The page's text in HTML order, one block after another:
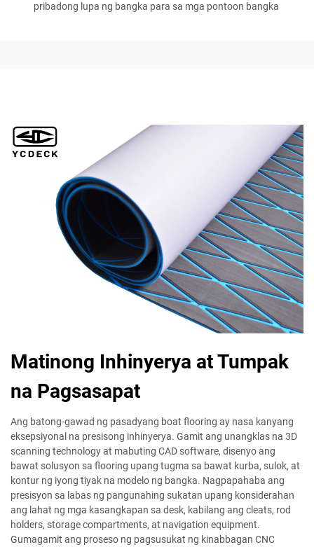
pribadong lupa ng bangka para sa mga pontoon bangka
Matinong Inhinyerya at Tumpak
na Pagsasapat
Ang batong-gawad ng pasadyang boat flooring ay nasa kanyang
eksepsiyonal na presisong inhinyerya. Gamit ang unangklas na 3D
scanning technology at mabuting CAD software, disenyo ang
bawat solusyon sa flooring upang tugma sa bawat kurba, sulok, at
kontur ng iyong tiyak na modelo ng bangka. Nagpapahaba ang
presisyon sa labas ng pangunahing sukatan upang konsiderahan
ang lahat ng mga kasangkapan sa desk, kabilang ang cleats, rod
holders, storage compartments, at navigation equipment.
Gumagamit ang proseso ng pagsusukat ng kinabbagan CNC